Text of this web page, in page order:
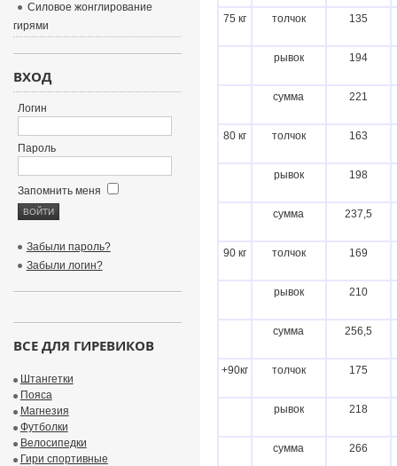
75 кг толчок 135
рывок 194
сумма 221
80 кг толчок 163
рывок 198
сумма 237,5
90 кг толчок 169
рывок 210
сумма 256,5
+90кг толчок 175
рывок 218
сумма 266
Силовое жонглирование
гирями
ВХОД
Логин
Пароль
Запомнить меня
Забыли пароль?
Забыли логин?
ВСЕ ДЛЯ ГИРЕВИКОВ
Штангетки
Пояса
Магнезия
Футболки
Велосипедки
Гири спортивные